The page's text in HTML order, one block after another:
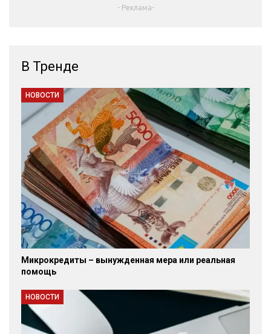
- Реклама-
В Тренде
НОВОСТИ
Микрокредиты – вынужденная мера или реальная
помощь
НОВОСТИ